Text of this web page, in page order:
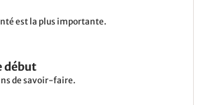
est la plus importante.
début
de savoir-faire.